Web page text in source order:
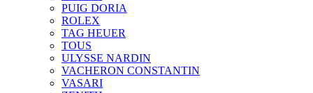
PUIG DORIA
ROLEX
TAG HEUER
TOUS
ULYSSE NARDIN
VACHERON CONSTANTIN
VASARI